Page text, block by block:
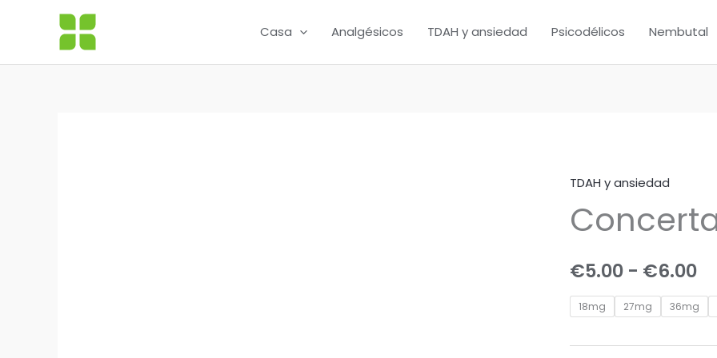
contenido
Casa Analgésicos TDAH y ansiedad Psicodélicos Nembutal
TDAH y ansiedad
€5.00 - €6.00
18mg 27mg 36mg
Concerta
cantidad